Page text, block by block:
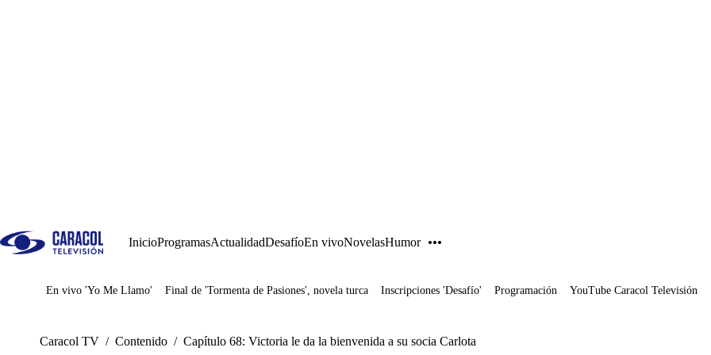
InicioProgramasActualidadDesafíoEn vivoNovelasHumor
Juegos
En vivo 'Yo Me Llamo' Final de 'Tormenta de Pasiones', novela turca Inscripciones 'Desafío' Programación YouTube Caracol Televisión
Caracol TV / Contenido / Capítulo 68: Victoria le da la bienvenida a su socia Carlota